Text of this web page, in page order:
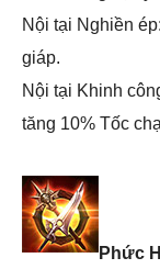
Nội tại Nghiền
giáp.
Nội tại Khinh
tăng 10% Tốc
Phức